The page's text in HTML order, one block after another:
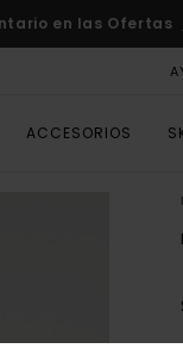
en las Ofertas
ACCESORIOS